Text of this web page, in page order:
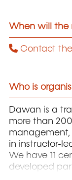
When will the
Contact
Who is
Dawan is a
more than
in instructor-
We have 11
developed